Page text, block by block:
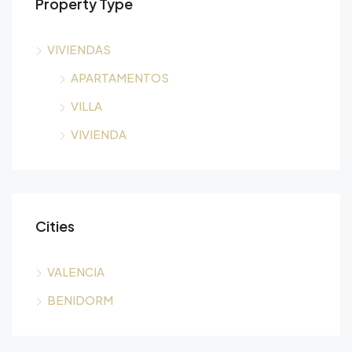
VIVIENDAS
APARTAMENTOS
VILLA
VIVIENDA
Cities
VALENCIA
BENIDORM